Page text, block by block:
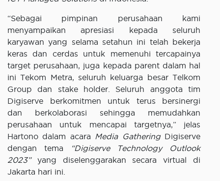
“Sebagai pimpinan perusahaan kami
menyampaikan apresiasi kepada seluruh
karyawan yang selama setahun ini telah bekerja
keras dan cerdas untuk memenuhi tercapainya
target perusahaan, juga kepada parent dalam hal
ini Tekom Metra, seluruh keluarga besar Telkom
Group dan stake holder. Seluruh anggota tim
Digiserve berkomitmen untuk terus bersinergi
dan berkolaborasi sehingga memudahkan
perusahaan untuk mencapai targetnya,” jelas
Hartono dalam acara Media GatheringDigiserve
dengan tema
“Digiserve Technology Outlook
2023” yang diselenggarakan secara virtual di
Jakarta hari ini.